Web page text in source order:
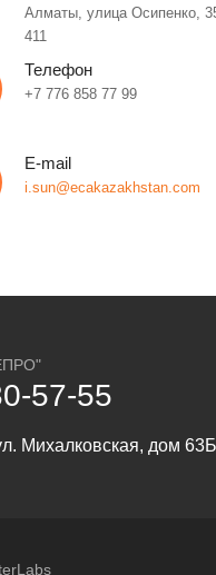
Алматы, улица Осипенко,
411
Телефон
+7 776 858 77 99
E-mail
i.sun@ecakazakhstan.com
57-55
Михалковская, дом